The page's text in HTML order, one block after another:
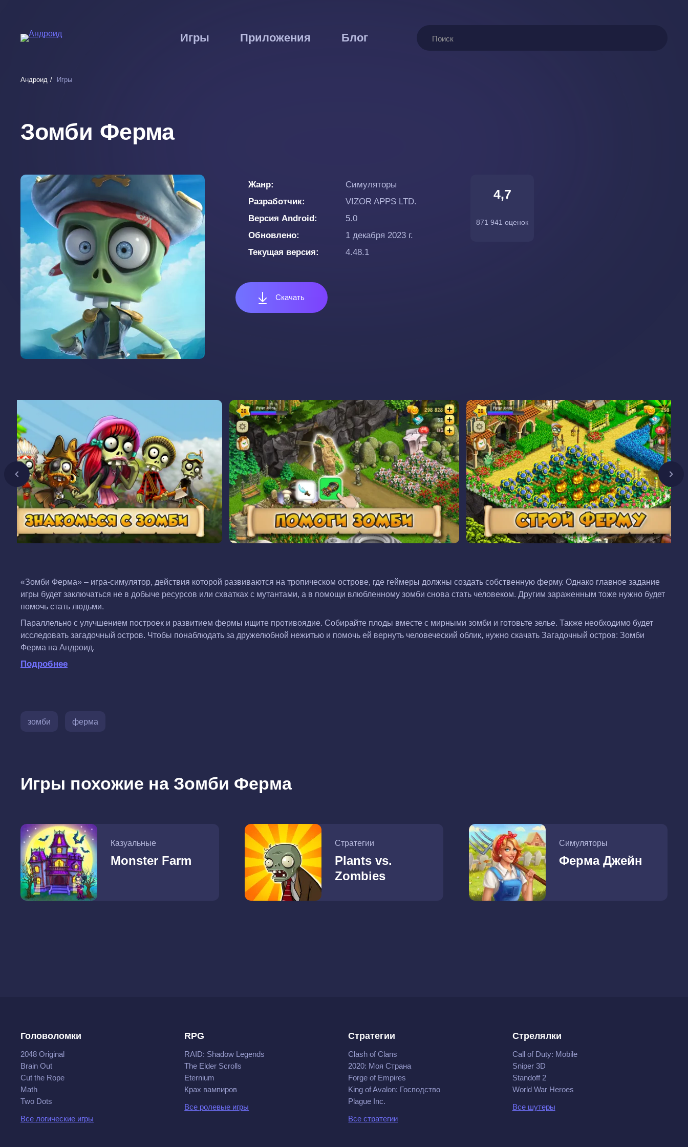
основному
Игры Приложения Блог Поиск
Андроид Игры
Зомби Ферма
Жанр
Симуляторы
Разработчик
VIZOR APPS LTD.
Версия Android
5.0
Обновлено
1 декабря 2023 г.
Текущая версия
4.48.1
Скачать
4,7
871 941 оценок
«Зомби Ферма» – игра-симулятор, действия которой развиваются на тропическом острове, где геймеры должны создать собственную ферму. Однако главное задание
игры будет заключаться не в добыче ресурсов или схватках с мутантами, а в помощи влюбленному зомби снова стать человеком. Другим зараженным тоже нужно будет
помочь стать людьми.
Параллельно с улучшением построек и развитием фермы ищите противоядие. Собирайте плоды вместе с мирными зомби и готовьте зелье. Также необходимо будет
исследовать загадочный остров. Чтобы понаблюдать за дружелюбной нежитью и помочь ей вернуть человеческий облик, нужно скачать Загадочный остров: Зомби
Ферма на Андроид.
Подробнее
зомби ферма
Игры похожие на Зомби Ферма
Казуальные
Monster Farm
Стратегии
Plants vs.
Zombies
Симуляторы
Ферма Джейн
Головоломки
2048 Original
Brain Out
Cut the Rope
Math
Two Dots
Все логические игры
RPG
RAID: Shadow Legends
The Elder Scrolls
Eternium
Крах вампиров
Все ролевые игры
Стратегии
Clash of Clans
2020: Моя Cтрана
Forge of Empires
King of Avalon: Господство
Plague Inc.
Все стратегии
Стрелялки
Call of Duty: Mobile
Sniper 3D
Standoff 2
World War Heroes
Все шутеры